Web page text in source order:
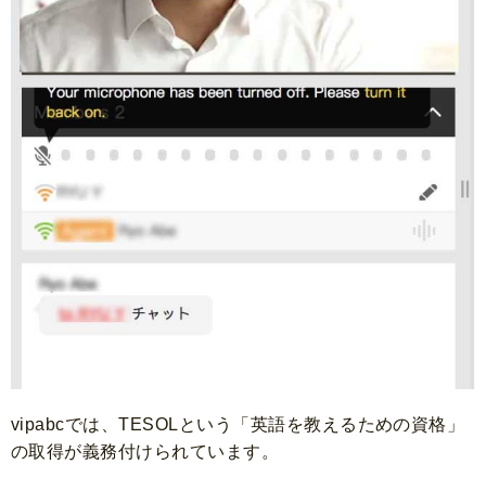
vipabcでは、TESOLという
「英語を教えるための資格」
の取得が義務付けられています。